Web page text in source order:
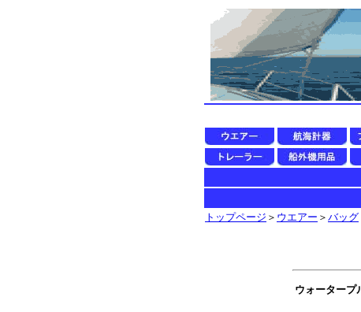
トップページ ＞ ウエアー ＞ バッグ
ウォーター